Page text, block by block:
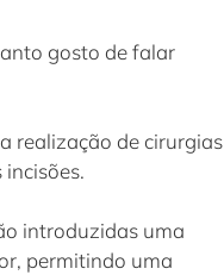
gosto de falar
realização de cirurgias
introduzidas uma
permitindo uma